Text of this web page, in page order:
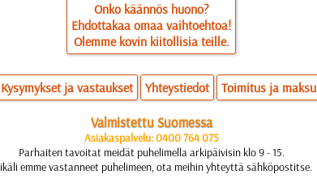
Onko käännös huono?
Ehdottakaa omaa vaihtoehtoa!
Olemme kovin kiitollisia teille.
Kysymykset ja vastaukset Yhteystiedot Toimitus ja maksu
Valmistettu Suomessa
Asiakaspalvelu: 0400 764 075
Parhaiten tavoitat meidät puhelimella arkipäivisin klo 9 - 15.
emme vastanneet puhelimeen, ota meihin yhteyttä sähköpostitse.